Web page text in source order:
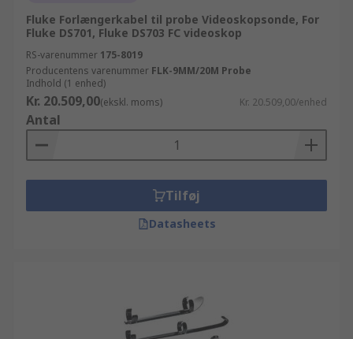
Fluke Forlængerkabel til probe Videoskopsonde, For
Fluke DS701, Fluke DS703 FC videoskop
RS-varenummer 175-8019
Producentens varenummer FLK-9MM/20M Probe
Indhold (1 enhed)
Kr. 20.509,00(ekskl. moms) Kr. 20.509,00/enhed
Antal
Tilføj
Datasheets